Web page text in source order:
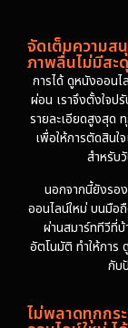
จัดเต็มความส
ภาพลื่นไม่มีสะ
การได้ ดูหนังออน
ผ่อน เราจึงตั้งใจป
รายละเอียดสูงสุด
เพื่อให้การตัดสินใ
สำหรับ
นอกจากนี้ยังรอ
ออนไลน์ใหม่ บนมือ
ผ่านสมาร์ททีวีที่บ้
อัตโนมัติ ทำให้การ
กับ
ไม่พลาดทุกกร